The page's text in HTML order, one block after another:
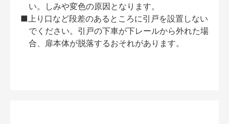
い。しみや変色の原因となります。
■上り口など段差のあるところに引戸を設置しない
でください。引戸の下車が下レールから外れた場
合、扉本体が脱落するおそれがあります。